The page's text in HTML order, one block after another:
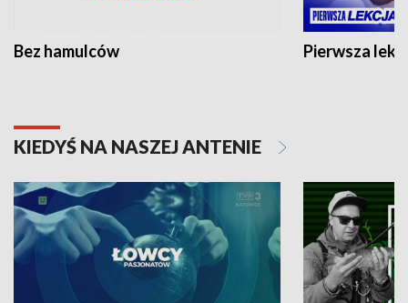
Bez hamulców Pierwsza
KIEDYŚ NA NASZEJ ANTENIE